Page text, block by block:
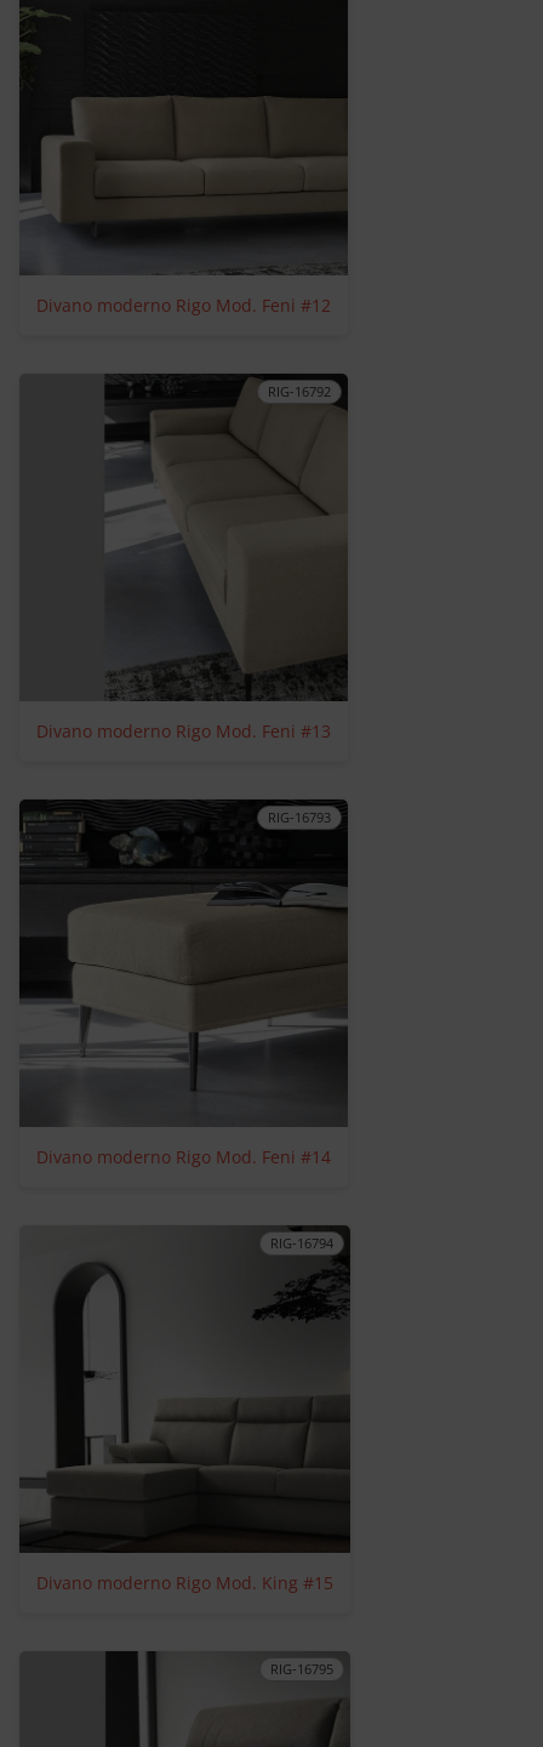
Divano moderno Rigo Mod. Feni #12
RIG-16792
Divano moderno Rigo Mod. Feni #13
RIG-16793
Divano moderno Rigo Mod. Feni #14
RIG-16794
Divano moderno Rigo Mod. King #15
RIG-16795